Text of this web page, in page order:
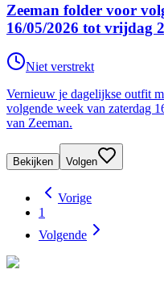
Zeeman folder voor
16/05/2026 tot vrijdag
Niet verstrekt
Vernieuw je dagelijkse outfit
volgende week van zaterdag
van Zeeman.
Bekijken Volgen
Vorige
1
Volgende